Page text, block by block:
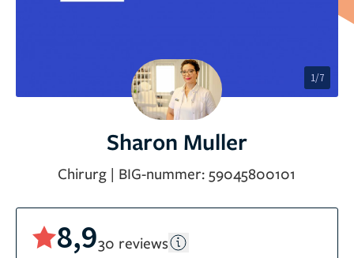
1/7
Sharon Muller
Chirurg | BIG-nummer: 59045800101
8,930 reviews